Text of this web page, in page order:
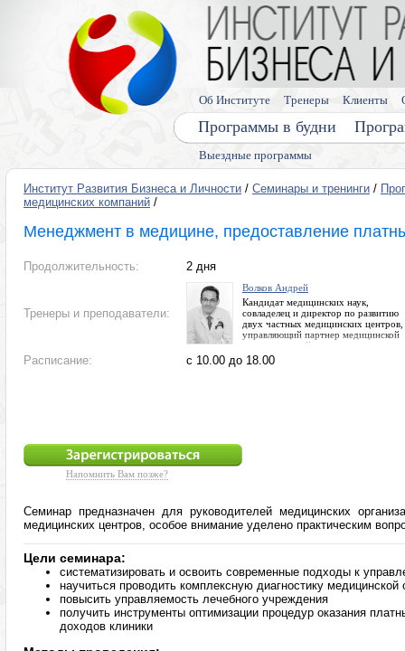
Выездные программы
Программы в будни
Об Институте Тренеры Клиенты
Институт Развития Бизнеса и Личности / Семинары и тренинги /
медицинских компаний /
Менеджмент в медицине, предоставление
Продолжительность: 2 дня
Тренеры и преподаватели:
Волков Андрей
Кандидат медицинских наук,
совладелец и директор по развитию
двух частных медицинских центров,
управляющий партнер медицинской
консалтинговой компании
Расписание: с 10.00 до 18.00
Напомнить Вам позже?
Семинар предназначен для руководителей медицинских
медицинских центров, особое внимание уделено практическим
Цели семинара:
систематизировать и освоить современные подходы к
научиться проводить комплексную диагностику медицинской
повысить управляемость лечебного учреждения
получить инструменты оптимизации процедур оказания
доходов клиники